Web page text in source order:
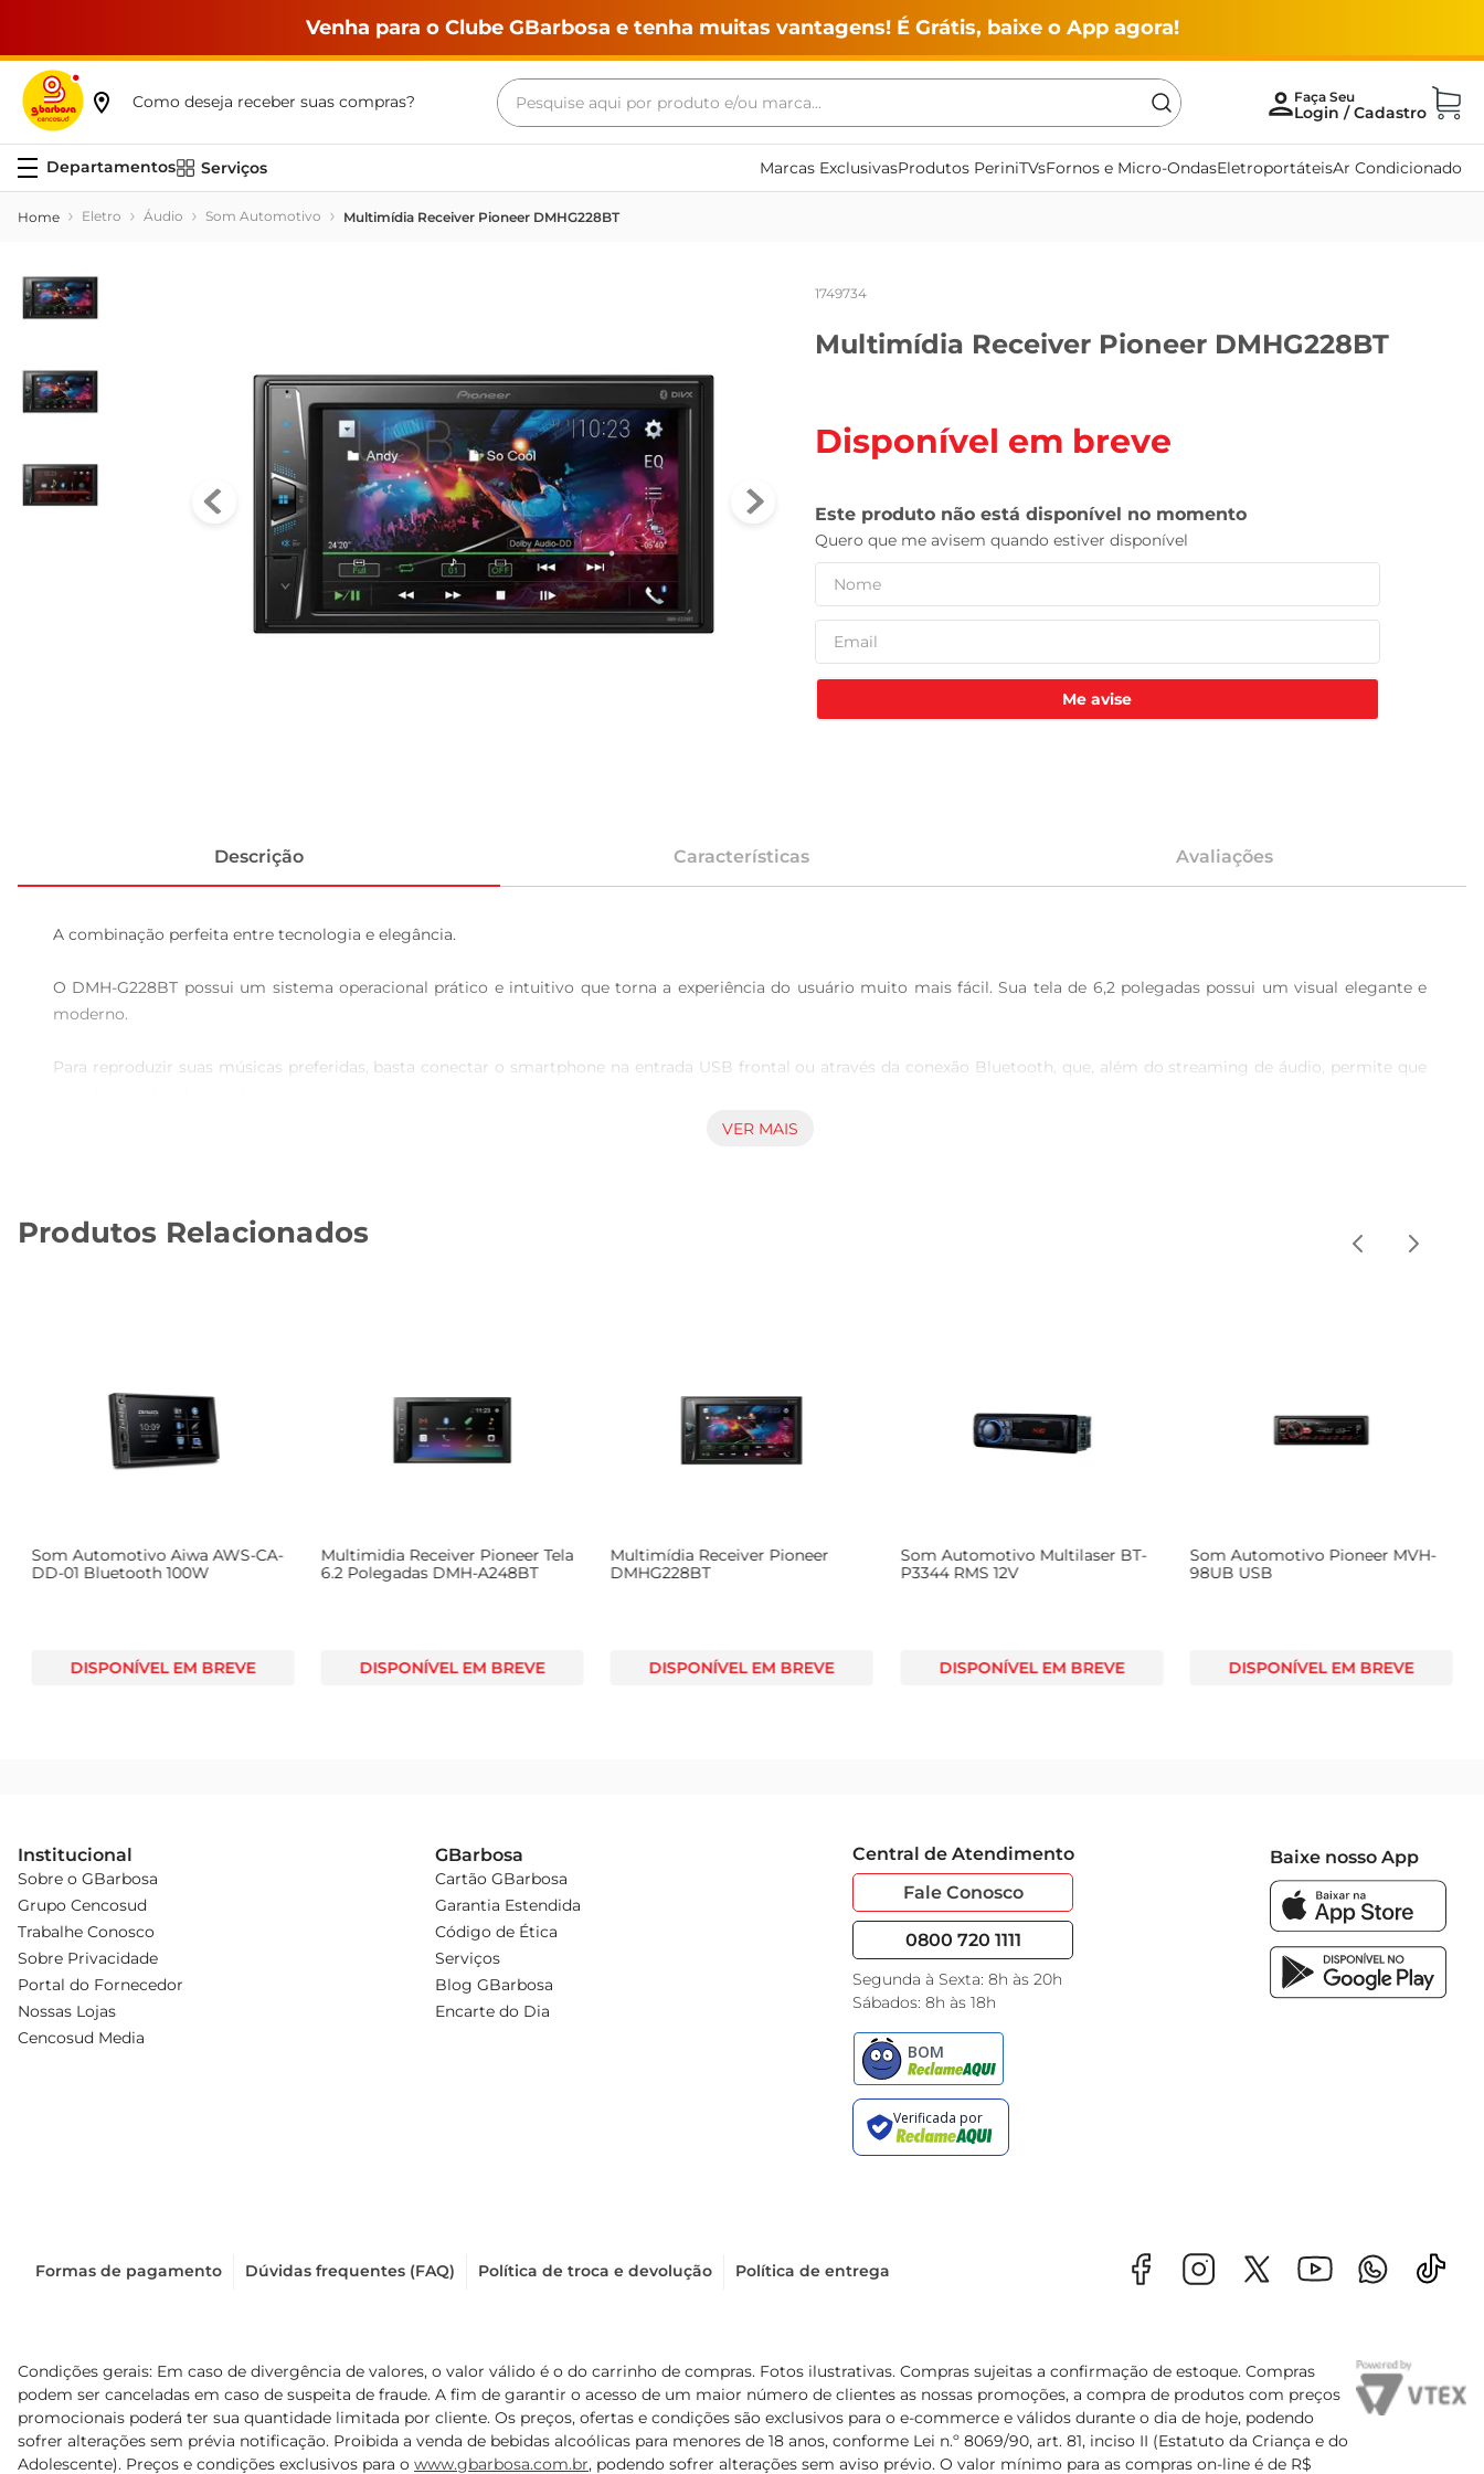
Venha para o Clube GBarbosa e tenha muitas vantagens! É Grátis, baixe o App agora!
Como deseja receber suas compras?
Pesquise aqui por produto e/ou marca...
Serviços Marcas ExclusivasProdutos PeriniTVsFornos e Micro-OndasEletroportáteisAr Condicionado
Eletro Áudio Som Automotivo Multimídia Receiver Pioneer DMHG228BT
1749734
Multimídia Receiver Pioneer DMHG228BT
Disponível em breve
Me avise
Descrição Características Avaliações
A combinação perfeita entre tecnologia e elegância.
O DMH-G228BT possui um sistema operacional prático e intuitivo que torna a experiência do usuário muito mais fácil. Sua tela de 6,2 polegadas possui um visual elegante e
moderno.
Para reproduzir suas músicas preferidas, basta conectar o smartphone na entrada USB frontal ou através da conexão Bluetooth, que, além do streaming de áudio, permite que
VER MAIS
Produtos Relacionados
Som Automotivo Aiwa AWS-CA-
DD-01 Bluetooth 100W
DISPONÍVEL EM BREVE
Multimidia Receiver Pioneer Tela
6.2 Polegadas DMH-A248BT
DISPONÍVEL EM BREVE
Multimídia Receiver Pioneer
DMHG228BT
DISPONÍVEL EM BREVE
Som Automotivo Multilaser BT-
P3344 RMS 12V
DISPONÍVEL EM BREVE
Som Automotivo Pioneer MVH-
98UB USB
DISPONÍVEL EM BREVE
Institucional
Sobre o GBarbosa
Grupo Cencosud
Trabalhe Conosco
Sobre Privacidade
Portal do Fornecedor
Nossas Lojas
Cencosud Media
GBarbosa
Cartão GBarbosa
Garantia Estendida
Código de Ética
Serviços
Blog GBarbosa
Encarte do Dia
Central de Atendimento
Fale Conosco
0800 720 1111
Segunda à Sexta: 8h às 20h
Sábados: 8h às 18h
Baixe nosso App
Formas de pagamento Dúvidas frequentes (FAQ) Política de troca e devolução Política de entrega
Condições gerais: Em caso de divergência de valores, o valor válido é o do carrinho de compras. Fotos ilustrativas. Compras sujeitas a confirmação de estoque. Compras
podem ser canceladas em caso de suspeita de fraude. A fim de garantir o acesso de um maior número de clientes as nossas promoções, a compra de produtos com preços
promocionais poderá ter sua quantidade limitada por cliente. Os preços, ofertas e condições são exclusivos para o e-commerce e válidos durante o dia de hoje, podendo
sofrer alterações sem prévia notificação. Proibida a venda de bebidas alcoólicas para menores de 18 anos, conforme Lei n.º 8069/90, art. 81, inciso II (Estatuto da Criança e do
Adolescente). Preços e condições exclusivos para o www.gbarbosa.com.br, podendo sofrer alterações sem aviso prévio. O valor mínimo para as compras on-line é de R$
Termos mais buscados
maquina lavar
frango
vinho
tv
leite pó